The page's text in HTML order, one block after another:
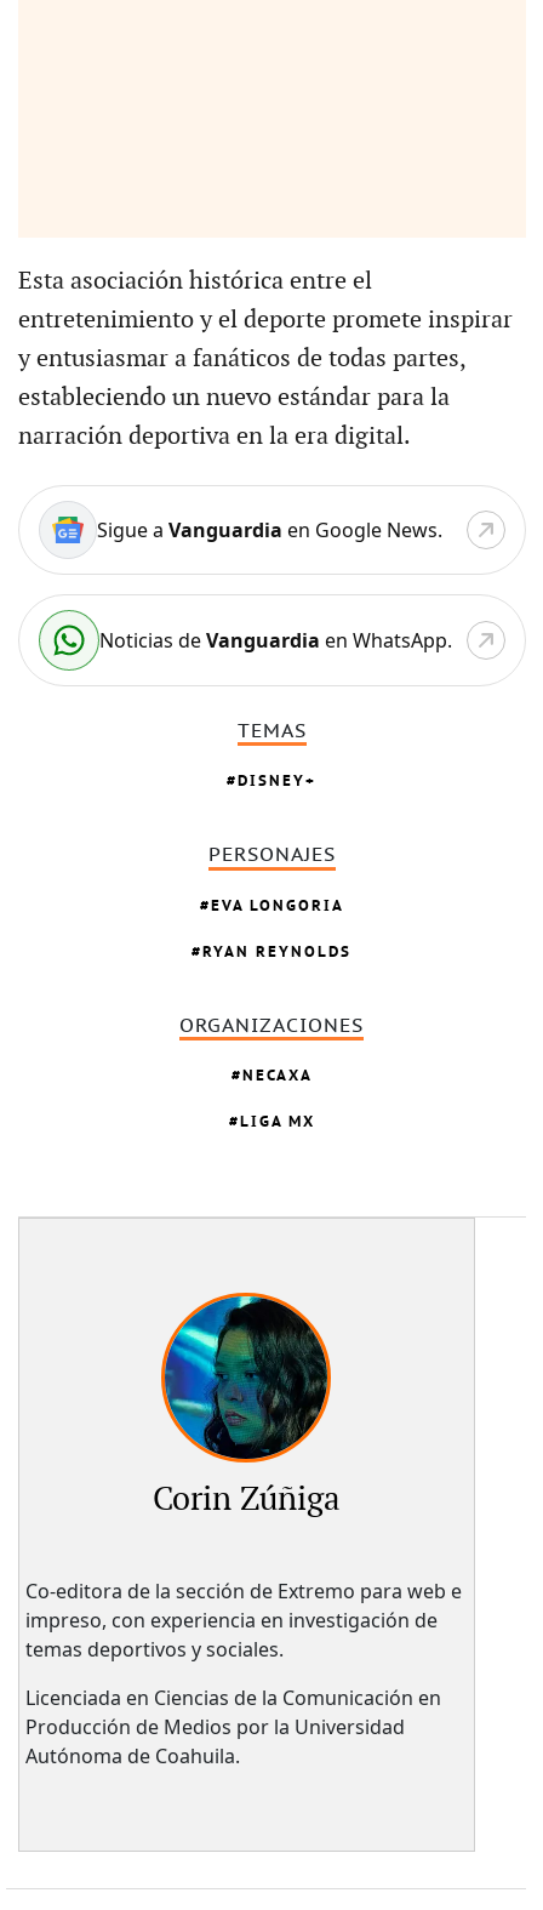
Esta asociación histórica entre el
entretenimiento y el deporte promete inspirar
y entusiasmar a fanáticos de todas partes,
estableciendo un nuevo estándar para la
narración deportiva en la era digital.
Sigue a Vanguardia en Google News.
Noticias deVanguardia en WhatsApp.
TEMAS
DISNEY+
PERSONAJES
EVA LONGORIA
RYAN REYNOLDS
ORGANIZACIONES
NECAXA
LIGA MX
Corin Zúñiga
Co-editora de la sección de Extremo para web e
impreso, con experiencia en investigación de
temas deportivos y sociales.
Licenciada en Ciencias de la Comunicación en
Producción de Medios por la Universidad
Autónoma de Coahuila.